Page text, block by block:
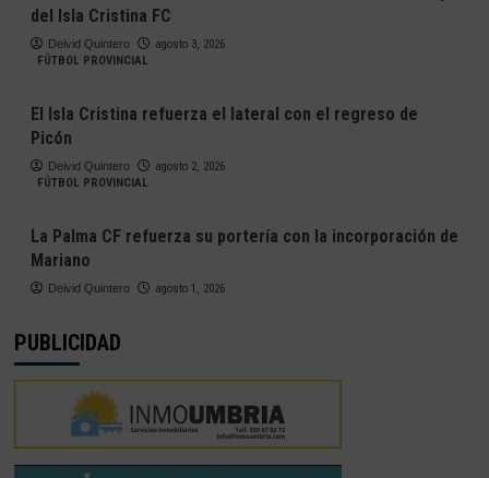
del Isla Cristina FC
Deivid Quintero
agosto 3, 2026
FÚTBOL PROVINCIAL
El Isla Cristina refuerza el lateral con el regreso de
Picón
Deivid Quintero
agosto 2, 2026
FÚTBOL PROVINCIAL
La Palma CF refuerza su portería con la incorporación de
Mariano
Deivid Quintero agosto 1, 2026
PUBLICIDAD